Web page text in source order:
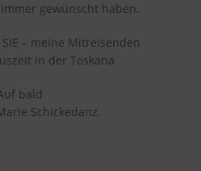
gewünscht haben.
– meine Mitreisenden
in der Toskana
bald
Schickedanz.